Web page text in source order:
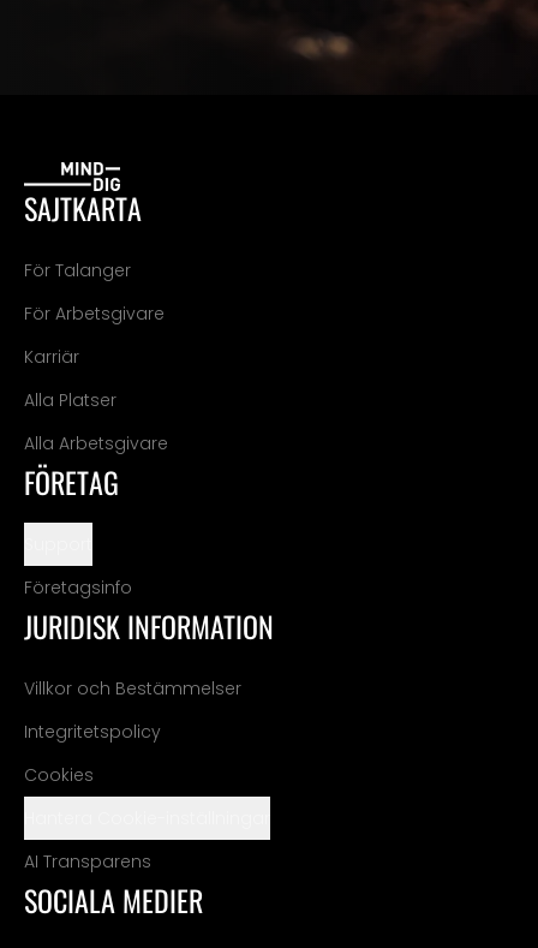
SAJTKARTA
För Talanger
För Arbetsgivare
Karriär
Alla Platser
Alla Arbetsgivare
FÖRETAG
Företagsinfo
JURIDISK INFORMATION
Villkor och Bestämmelser
Integritetspolicy
Cookies
AI Transparens
SOCIALA MEDIER